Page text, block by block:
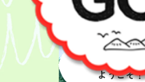
里山へ
ようこそ！